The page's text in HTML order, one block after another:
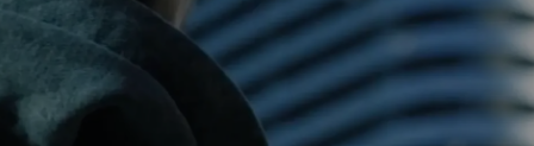
Erlebe das revolutionäre & weltweit erste somatische
Seminar - mit Jochen Schweizer und seinem Team.